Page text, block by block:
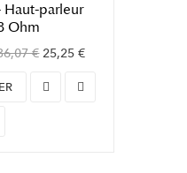
Haut-parleur
Ohm
€ 25,25 €